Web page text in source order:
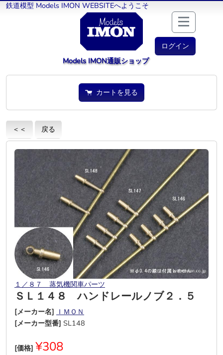
鉄道模型 Models IMON WEBSITEへようこそ
ログイン
Models IMON通販ショップ
カートを見る
＜＜ 戻る
１／８７ 蒸気機関車パーツ
ＳＬ１４８ ハンドレールノブ２．５
[メーカー名] ＩＭＯＮ
[メーカー型番] SL148
[価格] ¥308